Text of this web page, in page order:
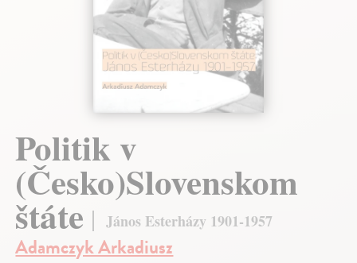
Politik v
(Česko)Slovenskom
štáte János Esterházy 1901-1957
Adamczyk Arkadiusz